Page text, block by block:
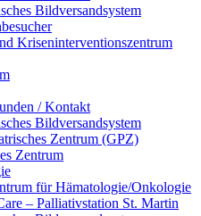
Bildversandsystem
Kriseninterventionszentrum
/ Kontakt
Bildversandsystem
Zentrum (GPZ)
Zentrum
für Hämatologie/Onkologie
– Palliativstation St. Martin